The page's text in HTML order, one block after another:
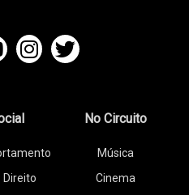
Direito
No Circuito
Música
Cinema